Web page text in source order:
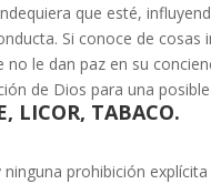
que esté,
Si conoce de cosas
no le dan paz en su
de Dios para una
LICOR, TABACO.
prohibición explícita